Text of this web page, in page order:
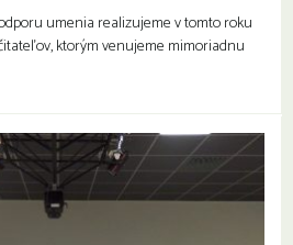
umenia realizujeme v tomto roku
ktorým venujeme mimoriadnu